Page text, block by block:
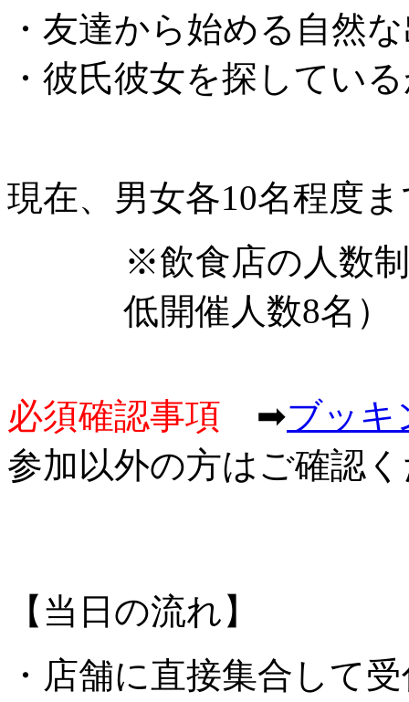
・友達から始める自然
・彼氏彼女を探してい
現在、男女各10名程
※飲食店の人数
低開催人数8名）
必須確認事項 ➡ブッキ
参加以外の方はご確認
【当日の流れ】
・店舗に直接集合して